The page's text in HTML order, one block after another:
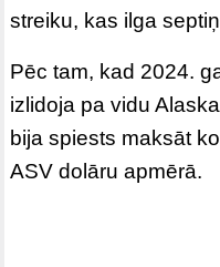
streiku, kas ilga
Pēc tam, kad 2024.
izlidoja pa vidu
bija spiests maksāt
ASV dolāru apmērā.